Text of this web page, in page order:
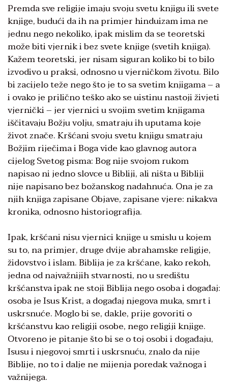
Premda sve religije imaju svoju svetu knjigu ili svete
knjige, budući da ih na primjer hinduizam ima ne
jednu nego nekoliko, ipak mislim da se teoretski
može biti vjernik i bez svete knjige (svetih knjiga).
Kažem teoretski, jer nisam siguran koliko bi to bilo
izvodivo u praksi, odnosno u vjerničkom životu. Bilo
bi zacijelo teže nego što je to sa svetim knjigama – a
i ovako je prilično teško ako se uistinu nastoji živjeti
vjernički – jer vjernici u svojim svetim knjigama
iščitavaju Božju volju, smatraju ih uputama koje
život znače. Kršćani svoju svetu knjigu smatraju
Božjim riječima i Boga vide kao glavnog autora
cijelog Svetog pisma: Bog nije svojom rukom
napisao ni jedno slovce u Bibliji, ali ništa u Bibliji
nije napisano bez božanskog nadahnuća. Ona je za
njih knjiga zapisane Objave, zapisane vjere: nikakva
kronika, odnosno historiografija.
Ipak, kršćani nisu vjernici knjige u smislu u kojem
su to, na primjer, druge dvije abrahamske religije,
židovstvo i islam. Biblija je za kršćane, kako rekoh,
jedna od najvažnijih stvarnosti, no u središtu
kršćanstva ipak ne stoji Biblija nego osoba i događaj:
osoba je Isus Krist, a događaj njegova muka, smrt i
uskrsnuće. Moglo bi se, dakle, prije govoriti o
kršćanstvu kao religiji osobe, nego religiji knjige.
Otvoreno je pitanje što bi se o toj osobi i događaju,
Isusu i njegovoj smrti i uskrsnuću, znalo da nije
Biblije, no to i dalje ne mijenja poredak važnoga i
važnijega.